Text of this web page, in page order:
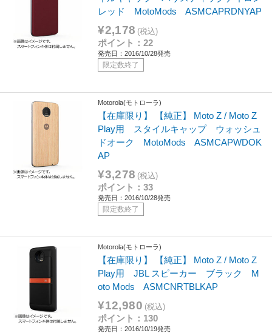
レッド MotoMods ASMCAPRDNYAP
¥2,178 (税込)
ポイント：22
発売日：2016/10/28発売
限定数終了
Motorola(モトローラ)
【在庫限り】 【純正】 Moto Z / Moto Z
Play用 スタイルキャップ ウォッシュ
ドオーク MotoMods ASMCAPWDOK
AP
¥3,278 (税込)
ポイント：33
発売日：2016/10/28発売
限定数終了
Motorola(モトローラ)
【在庫限り】 【純正】 Moto Z / Moto Z
Play用 JBL スピーカー ブラック M
oto Mods ASMCNRTBLKAP
¥12,980 (税込)
ポイント：130
発売日：2016/10/19発売